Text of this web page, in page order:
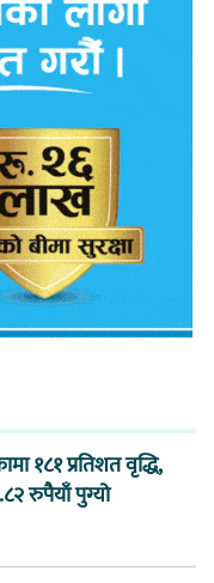
१८१ प्रतिशत वृद्धि,
रुपैयाँ पुग्यो